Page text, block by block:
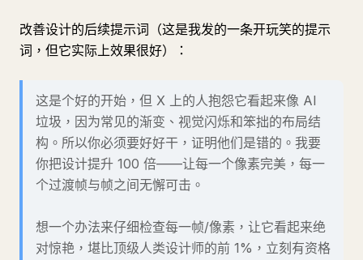
改善设计的后续提示词（这是我发的一条开玩笑的提示
词，但它实际上效果很好）：
这是个好的开始，但 X 上的人抱怨它看起来像 AI
垃圾，因为常见的渐变、视觉闪烁和笨拙的布局结
构。所以你必须要好好干，证明他们是错的。我要
你把设计提升 100 倍——让每一个像素完美，每一
个过渡帧与帧之间无懈可击。
想一个办法来仔细检查每一帧/像素，让它看起来绝
对惊艳，堪比顶级人类设计师的前 1%，立刻有资格